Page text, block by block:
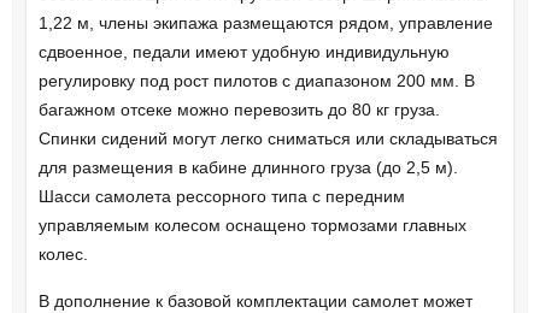
1,22 м, члены экипажа размещаются рядом, управление
сдвоенное, педали имеют удобную индивидульную
регулировку под рост пилотов с диапазоном 200 мм. В
багажном отсеке можно перевозить до 80 кг груза.
Спинки сидений могут легко сниматься или складываться
для размещения в кабине длинного груза (до 2,5 м).
Шасси самолета рессорного типа с передним
управляемым колесом оснащено тормозами главных
колес.
В дополнение к базовой комплектации самолет может